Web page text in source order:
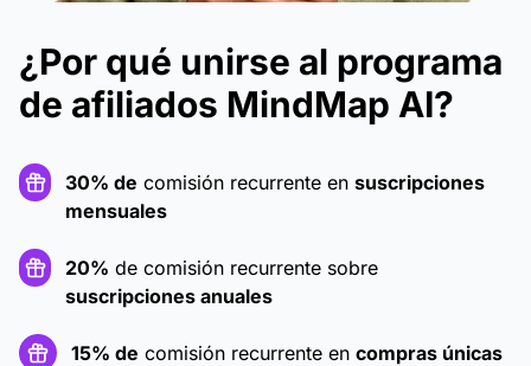
¿Por qué unirse al programa
de afiliados MindMap AI?
30% de comisión recurrente ensuscripciones
mensuales
20% de comisión recurrente sobre
suscripciones anuales
15% de comisión recurrente en compras únicas